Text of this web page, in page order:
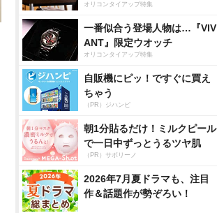
オリコンタイアップ特集
一番似合う登場人物は…『VIV
ANT』限定ウオッチ
オリコンタイアップ特集
自販機にピッ！ですぐに買え
ちゃう
（PR）ジハンピ
朝1分貼るだけ！ミルクピール
で一日中ずっとうるツヤ肌
（PR）サボリーノ
2026年7月夏ドラマも、注目
作＆話題作が勢ぞろい！